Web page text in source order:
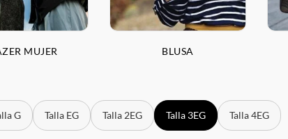
MUJER BLUSA
Talla EG Talla 2EG Talla 3EG Talla 4EG